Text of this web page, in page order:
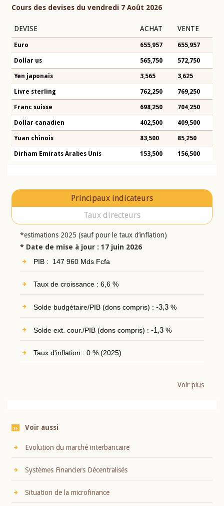
Cours des devises du vendredi 7 Août 2026
DEVISE ACHAT VENTE
Euro 655,957 655,957
Dollar us 565,750 572,750
Yen japonais 3,565 3,625
Livre sterling 762,250 769,250
Franc suisse 698,250 704,250
Dollar canadien 402,500 409,500
Yuan chinois 83,500 85,250
Dirham Emirats Arabes Unis 153,500 156,500
Principaux indicateurs
Taux directeurs
*estimations 2025 (sauf pour le taux d’inflation)
* Date de mise à jour : 17 juin 2026
PIB : 147 960 Mds Fcfa
Taux de croissance : 6,6 %
Solde budgétaire/PIB (dons compris) : -3,3%
Solde ext. cour./PIB (dons compris) : -1,3%
Taux d'inflation : 0 % (2025)
Voir plus
Voir aussi
Evolution du marché interbancaire
Systèmes Financiers Décentralisés
Situation de la microfinance